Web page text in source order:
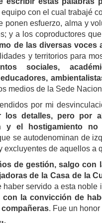
equipo con el cual trabajé
ponen esfuerzo, alma y
y a los coproductores
de las diversas voces
y territorios para
sociales,
medios de la Sede
por mi
los detalles, pero por
y el hostigamiento
se autodenominan de
excluyentes de aquellos a
de gestión, salgo con
de la Casa de la
servido a esta noble
con la convicción de
. Fue un